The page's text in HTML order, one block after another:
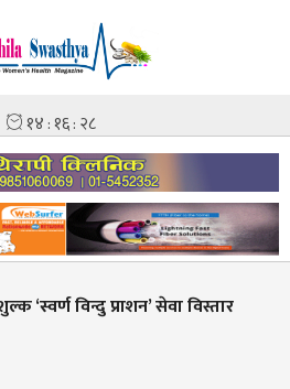
शहीद गंगालाल